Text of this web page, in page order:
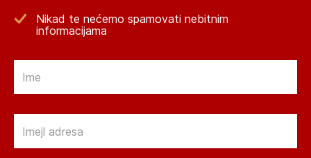
Nikad te nećemo spamovati nebitnim
informacijama